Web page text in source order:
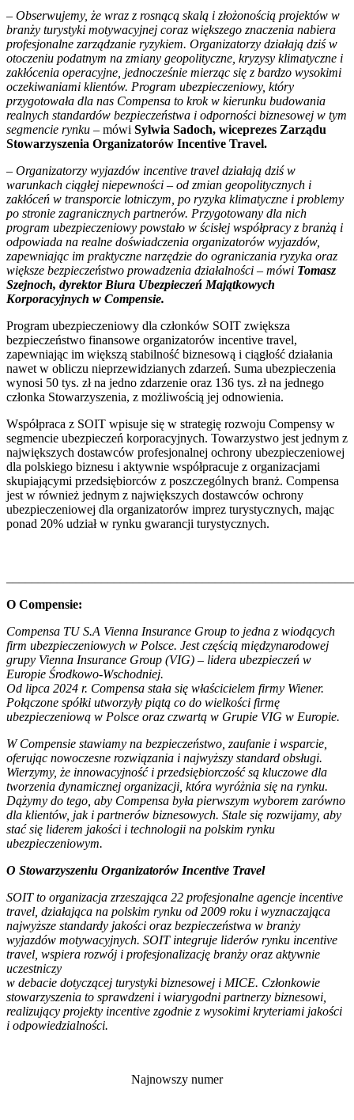
– Obserwujemy, że wraz z rosnącą skalą i złożonością projektów w
branży turystyki motywacyjnej coraz większego znaczenia nabiera
profesjonalne zarządzanie ryzykiem. Organizatorzy działają dziś w
otoczeniu podatnym na zmiany geopolityczne, kryzysy klimatyczne i
zakłócenia operacyjne, jednocześnie mierząc się z bardzo wysokimi
oczekiwaniami klientów. Program ubezpieczeniowy, który
przygotowała dla nas Compensa to krok w kierunku budowania
realnych standardów bezpieczeństwa i odporności biznesowej w tym
segmencie rynku – mówi Sylwia Sadoch, wiceprezes Zarządu
Stowarzyszenia Organizatorów Incentive Travel.
– Organizatorzy wyjazdów incentive travel działają dziś w
warunkach ciągłej niepewności – od zmian geopolitycznych i
zakłóceń w transporcie lotniczym, po ryzyka klimatyczne i problemy
po stronie zagranicznych partnerów. Przygotowany dla nich
program ubezpieczeniowy powstało w ścisłej współpracy z branżą i
odpowiada na realne doświadczenia organizatorów wyjazdów,
zapewniając im praktyczne narzędzie do ograniczania ryzyka oraz
większe bezpieczeństwo prowadzenia działalności – mówi Tomasz
Szejnoch, dyrektor Biura Ubezpieczeń Majątkowych
Korporacyjnych w Compensie.
Program ubezpieczeniowy dla członków SOIT zwiększa
bezpieczeństwo finansowe organizatorów incentive travel,
zapewniając im większą stabilność biznesową i ciągłość działania
nawet w obliczu nieprzewidzianych zdarzeń. Suma ubezpieczenia
wynosi 50 tys. zł na jedno zdarzenie oraz 136 tys. zł na jednego
członka Stowarzyszenia, z możliwością jej odnowienia.
Współpraca z SOIT wpisuje się w strategię rozwoju Compensy w
segmencie ubezpieczeń korporacyjnych. Towarzystwo jest jednym z
największych dostawców profesjonalnej ochrony ubezpieczeniowej
dla polskiego biznesu i aktywnie współpracuje z organizacjami
skupiającymi przedsiębiorców z poszczególnych branż. Compensa
jest w również jednym z największych dostawców ochrony
ubezpieczeniowej dla organizatorów imprez turystycznych, mając
ponad 20% udział w rynku gwarancji turystycznych.
O Compensie:
Compensa TU S.A Vienna Insurance Group to jedna z wiodących
firm ubezpieczeniowych w Polsce. Jest częścią międzynarodowej
grupy Vienna Insurance Group (VIG) – lidera ubezpieczeń w
Europie Środkowo-Wschodniej.
Od lipca 2024 r. Compensa stała się właścicielem firmy Wiener.
Połączone spółki utworzyły piątą co do wielkości firmę
ubezpieczeniową w Polsce oraz czwartą w Grupie VIG w Europie.
W Compensie stawiamy na bezpieczeństwo, zaufanie i wsparcie,
oferując nowoczesne rozwiązania i najwyższy standard obsługi.
Wierzymy, że innowacyjność i przedsiębiorczość są kluczowe dla
tworzenia dynamicznej organizacji, która wyróżnia się na rynku.
Dążymy do tego, aby Compensa była pierwszym wyborem zarówno
dla klientów, jak i partnerów biznesowych. Stale się rozwijamy, aby
stać się liderem jakości i technologii na polskim rynku
ubezpieczeniowym.
O Stowarzyszeniu Organizatorów Incentive Travel
SOIT to organizacja zrzeszająca 22 profesjonalne agencje incentive
travel, działająca na polskim rynku od 2009 roku i wyznaczająca
najwyższe standardy jakości oraz bezpieczeństwa w branży
wyjazdów motywacyjnych. SOIT integruje liderów rynku incentive
travel, wspiera rozwój i profesjonalizację branży oraz aktywnie
uczestniczy
w debacie dotyczącej turystyki biznesowej i MICE. Członkowie
stowarzyszenia to sprawdzeni i wiarygodni partnerzy biznesowi,
realizujący projekty incentive zgodnie z wysokimi kryteriami jakości
i odpowiedzialności.
Najnowszy numer